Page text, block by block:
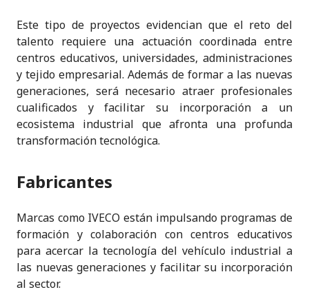
Este tipo de proyectos evidencian que el reto del
talento requiere una actuación coordinada entre
centros educativos, universidades, administraciones
y tejido empresarial. Además de formar a las nuevas
generaciones, será necesario atraer profesionales
cualificados y facilitar su incorporación a un
ecosistema industrial que afronta una profunda
transformación tecnológica.
Fabricantes
Marcas como IVECO están impulsando programas de
formación y colaboración con centros educativos
para acercar la tecnología del vehículo industrial a
las nuevas generaciones y facilitar su incorporación
al sector.